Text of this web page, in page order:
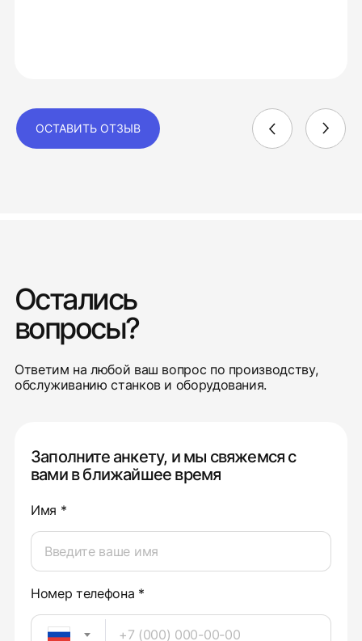
ОСТАВИТЬ ОТЗЫВ
Остались
вопросы?
Ответим на любой ваш вопрос по производству,
обслуживанию станков и оборудования.
Заполните анкету, и мы свяжемся с
вами в ближайшее время
Имя *
Номер телефона *